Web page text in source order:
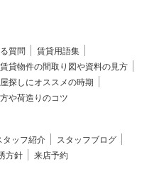
質問
賃貸用語集
賃貸物件の間取り図や資料の見方
探しにオススメの時期
や荷造りのコツ
タッフ紹介
スタッフブログ
方針 来店予約